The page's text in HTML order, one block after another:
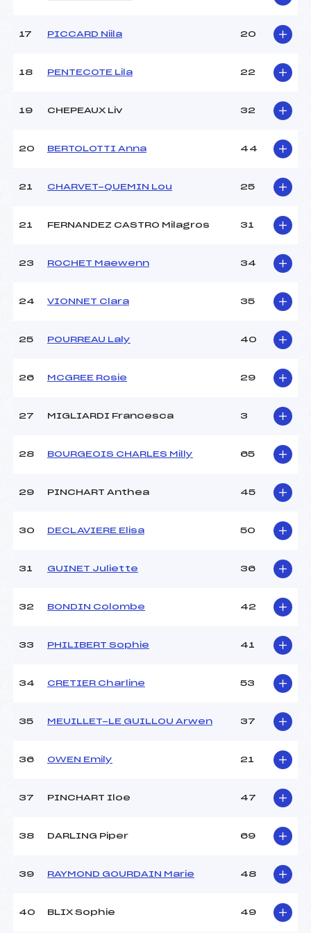
17 PICCARD Niila 20
18 PENTECOTE Lila 22
19 CHEPEAUX Liv 32
20 BERTOLOTTI Anna 44
21 CHARVET-QUEMIN Lou 25
21 FERNANDEZ CASTRO Milagros 31
23 ROCHET Maewenn 34
24 VIONNET Clara 35
25 POURREAU Laly 40
26 MCGREE Rosie 29
27 MIGLIARDI Francesca 3
28 BOURGEOIS CHARLES Milly 65
29 PINCHART Anthea 45
30 DECLAVIERE Elisa 50
31 GUINET Juliette 36
32 BONDIN Colombe 42
33 PHILIBERT Sophie 41
34 CRETIER Charline 53
35 MEUILLET-LE GUILLOU Arwen 37
36 OWEN Emily 21
37 PINCHART Iloe 47
38 DARLING Piper 69
39 RAYMOND GOURDAIN Marie 48
40 BLIX Sophie 49